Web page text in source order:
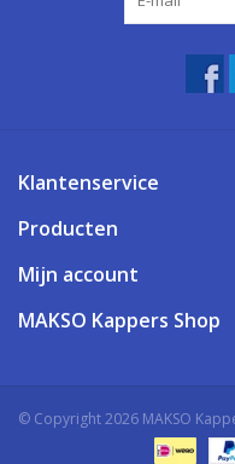
Klantenservice
Producten
Mijn account
MAKSO Kappers Shop
© Copyright 2026 MAKSO